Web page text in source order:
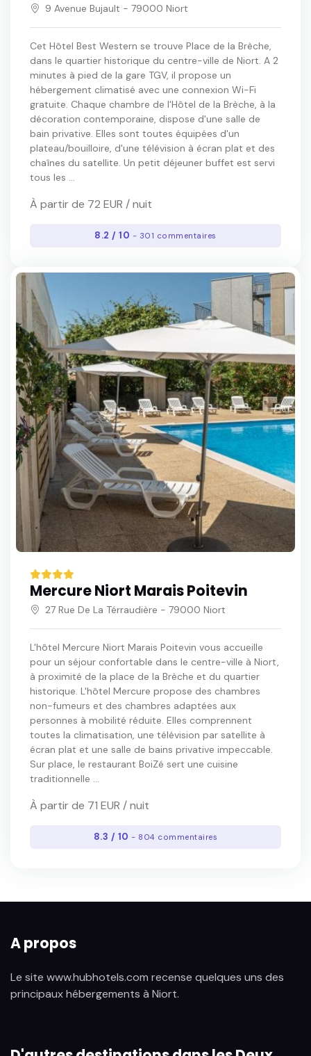
9 Avenue Bujault - 79000 Niort
Cet Hôtel Best Western se trouve Place de la Brèche,
dans le quartier historique du centre-ville de Niort. A 2
minutes à pied de la gare TGV, il propose un
hébergement climatisé avec une connexion Wi-Fi
gratuite. Chaque chambre de l'Hôtel de la Brèche, à la
décoration contemporaine, dispose d'une salle de
bain privative. Elles sont toutes équipées d'un
plateau/bouilloire, d'une télévision à écran plat et des
chaînes du satellite. Un petit déjeuner buffet est servi
tous les ...
À partir de 72 EUR / nuit
8.2 / 10 - 301 commentaires
Mercure Niort Marais Poitevin
27 Rue De La Térraudière - 79000 Niort
L'hôtel Mercure Niort Marais Poitevin vous accueille
pour un séjour confortable dans le centre-ville à Niort,
à proximité de la place de la Brèche et du quartier
historique. L'hôtel Mercure propose des chambres
non-fumeurs et des chambres adaptées aux
personnes à mobilité réduite. Elles comprennent
toutes la climatisation, une télévision par satellite à
écran plat et une salle de bains privative impeccable.
Sur place, le restaurant BoiZé sert une cuisine
traditionnelle ...
À partir de 71 EUR / nuit
8.3 / 10- 804 commentaires
A propos
Le site www.hubhotels.com recense quelques uns des
principaux hébergements à Niort.